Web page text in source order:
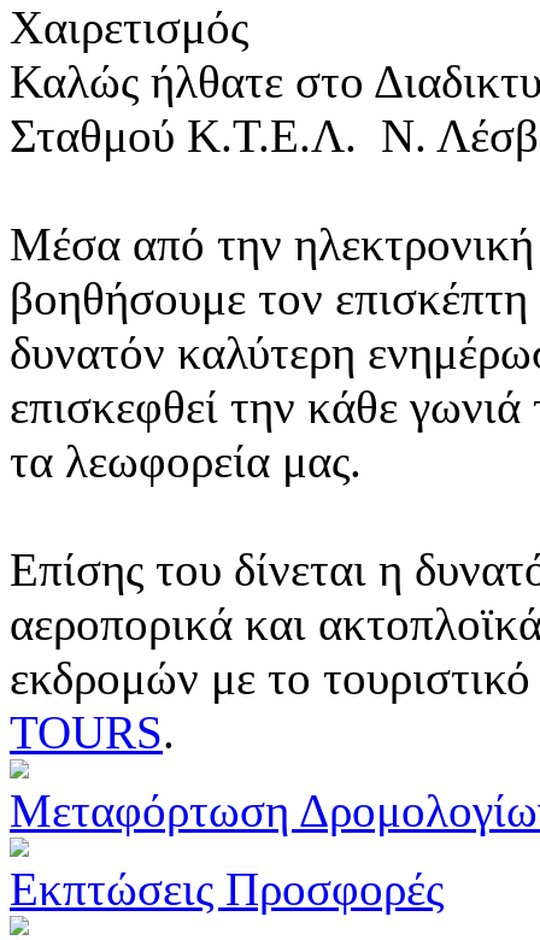
Χαιρετισμός
Καλώς ήλθατε στο
Σταθμού Κ.Τ.Ε.Λ. Ν.
Μέσα από την ηλεκτρονική
βοηθήσουμε τον
δυνατόν καλύτερη
επισκεφθεί την κάθε
τα λεωφορεία μας.
Επίσης του δίνεται η
αεροπορικά και
εκδρομών με το
TOURS.
Μεταφόρτωση
Εκπτώσεις Προσφορές